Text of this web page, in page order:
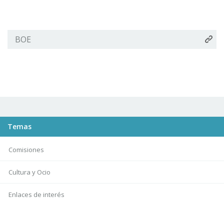
BOE
Temas
Comisiones
Cultura y Ocio
Enlaces de interés